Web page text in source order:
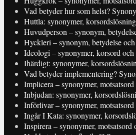
Vad betyder hur som helst?
Huttla: synonymer,
Huvudperson – synonym,
Hyckleri – synonym, betydelse
Ideologi – synonymer, korsord och
Ihärdigt: synonymer,
Vad betyder implementering?
Implicera – synonymer,
Inbjudan: synonymer,
Införlivar – synonymer,
Ingår I Kata: synonymer,
Inspirera – synonymer, motsatsord